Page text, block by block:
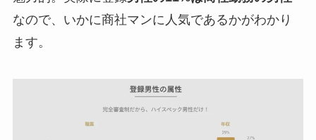
なので、いかに商社マンに人気であるかがわかり
ます。